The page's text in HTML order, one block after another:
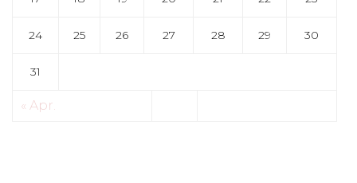
24 25 26 27 28 29 30
31
« Apr.